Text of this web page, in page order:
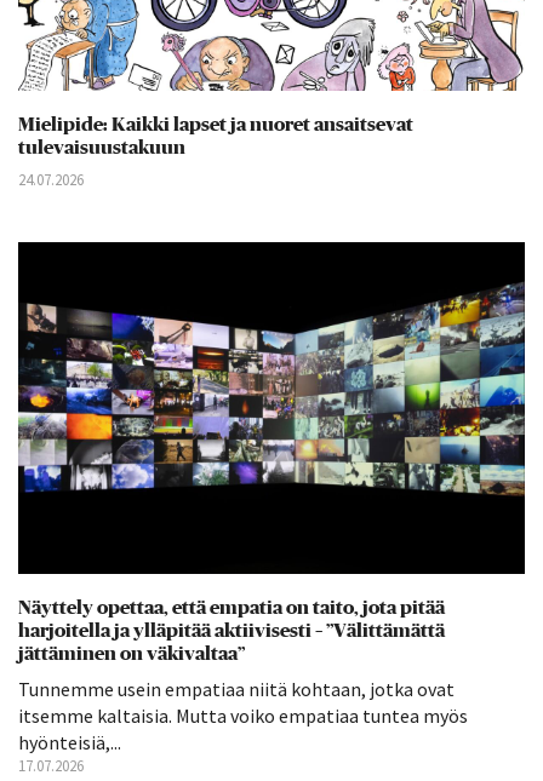
Mielipide: Kaikki lapset ja nuoret ansaitsevat
tulevaisuustakuun
24.07.2026
Näyttely opettaa, että empatia on taito, jota pitää
harjoitella ja ylläpitää aktiivisesti – ”Välittämättä
jättäminen on väkivaltaa”
Tunnemme usein empatiaa niitä kohtaan, jotka ovat
itsemme kaltaisia. Mutta voiko empatiaa tuntea myös
hyönteisiä,...
17.07.2026